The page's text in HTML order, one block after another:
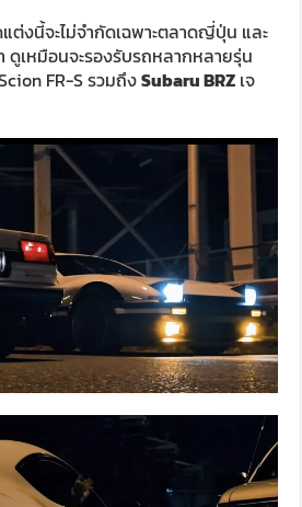
ต่งนี้จะไม่จำกัดเฉพาะตลาดญี่ปุ่น และ
เหมือนจะรองรับรถหลากหลายรุ่น
FR-S รวมถึงSubaru BRZ เจ